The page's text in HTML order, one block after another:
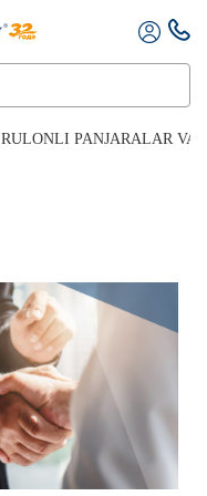
RULONLI PANJARALAR VA